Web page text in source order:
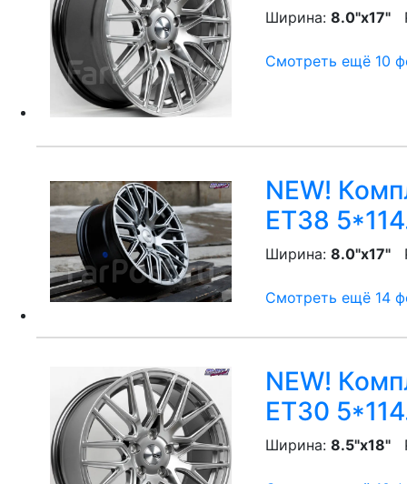
Ширина: 8.0"x17"
Смотреть ещё 10
NEW!
ET38
Ширина: 8.0"x17"
Смотреть ещё 14
NEW!
ET30
Ширина: 8.5"x18"